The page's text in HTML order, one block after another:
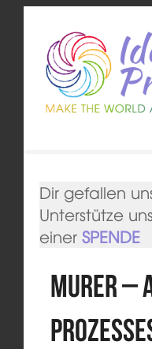
Dir gefallen
Unterstütze
einer SPENDE
Murer –